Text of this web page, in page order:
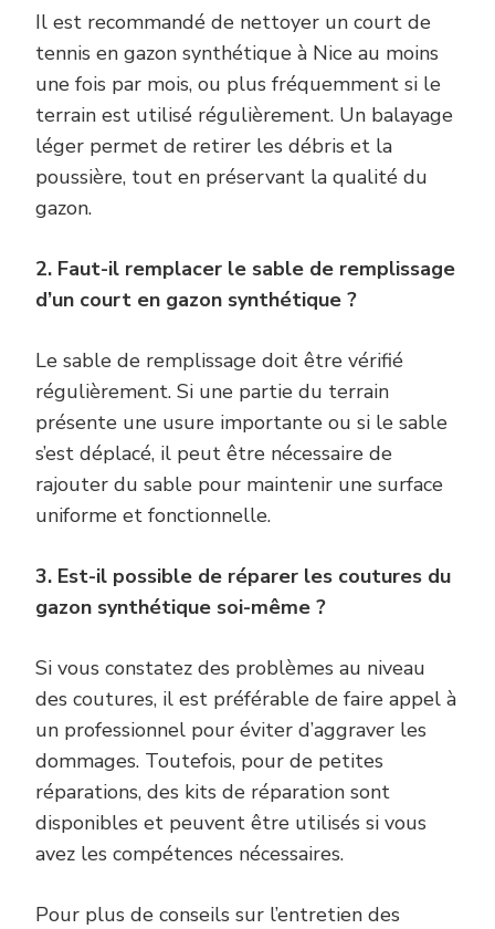
Il est recommandé de nettoyer un court de
tennis en gazon synthétique à Nice au moins
une fois par mois, ou plus fréquemment si le
terrain est utilisé régulièrement. Un balayage
léger permet de retirer les débris et la
poussière, tout en préservant la qualité du
gazon.
2. Faut-il remplacer le sable de remplissage
d’un court en gazon synthétique ?
Le sable de remplissage doit être vérifié
régulièrement. Si une partie du terrain
présente une usure importante ou si le sable
s’est déplacé, il peut être nécessaire de
rajouter du sable pour maintenir une surface
uniforme et fonctionnelle.
3. Est-il possible de réparer les coutures du
gazon synthétique soi-même ?
Si vous constatez des problèmes au niveau
des coutures, il est préférable de faire appel à
un professionnel pour éviter d’aggraver les
dommages. Toutefois, pour de petites
réparations, des kits de réparation sont
disponibles et peuvent être utilisés si vous
avez les compétences nécessaires.
Pour plus de conseils sur l’entretien des